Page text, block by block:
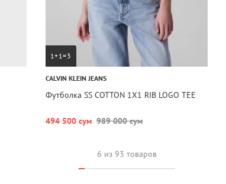
1+1=3
CALVIN KLEIN JEANS
Футболка SS COTTON 1X1 RIB LOGO TEE
494 500 сум 989 000 сум
6 из 93 товаров